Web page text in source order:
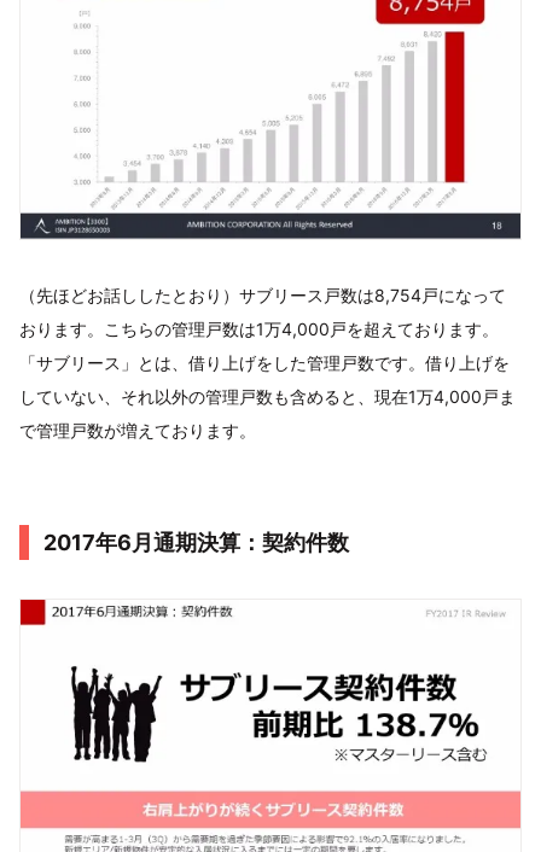
（先ほどお話ししたとおり）サブリース戸数は8,754戸になって
おります。こちらの管理戸数は1万4,000戸を超えております。
「サブリース」とは、借り上げをした管理戸数です。借り上げを
していない、それ以外の管理戸数も含めると、現在1万4,000戸ま
で管理戸数が増えております。
2017年6月通期決算：契約件数